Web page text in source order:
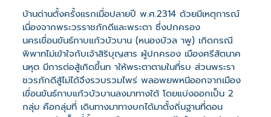
บ้านด่านตั้งครั้งแรกเมื่อปลายปี พ.ศ.2314 ด้วยมีเหตุการณ์
เนื่องจากพระวรราชภักดีและพระตา ซึ่งปกครอง
นครเขื่อนขันธ์กาบแก้วบัวบาน (หนองบัวล าพู) เกิดกรณี
พิพาทไม่เข้าใจกับเจ้าสิริบุญสาร ผู้ปกครอง เมืองศรีสัตนาค
นหุต มีการต่อสู้เกิดขึ้นท าให้พระตาตามในที่รบ ส่วนพระรา
ชวรภักดีสู้ไม่ได้จึงรวบรวมไพร่ พลอพยพหนีออกจากเมือง
เขื่อนขันธ์กาบแก้วบัวบานลงมาทางใต้ โดยแบ่งออกเป็น 2
กลุ่ม คือกลุ่มที่ เดินทางมาทางบกได้มาตั้งถิ่นฐานที่ดอน